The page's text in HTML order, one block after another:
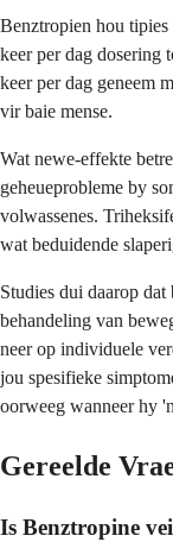
Benztropien hou
keer per dag
keer per dag geneem
vir baie mense.
Wat newe-effekte
geheueprobleme by
volwassenes.
wat beduidende
Studies dui daarop
behandeling van
neer op individuele
jou spesifieke
oorweeg wanneer hy
Gereelde
Is Benztropine